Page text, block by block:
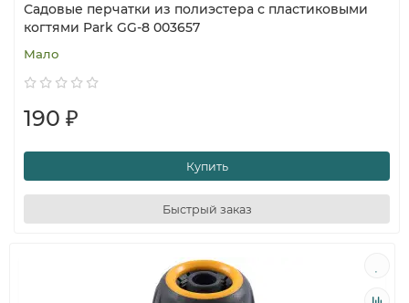
Садовые перчатки из полиэстера с пластиковыми
когтями Park GG-8 003657
Мало
190 ₽
Купить
Быстрый заказ